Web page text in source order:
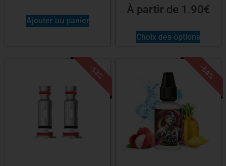
Ajouter au panier
À partir de 1.90€
Choix des options
-53% -54%